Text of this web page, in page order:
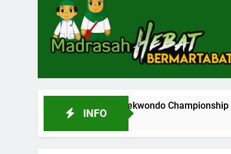
INFO
National Taekwondo Championship 2026